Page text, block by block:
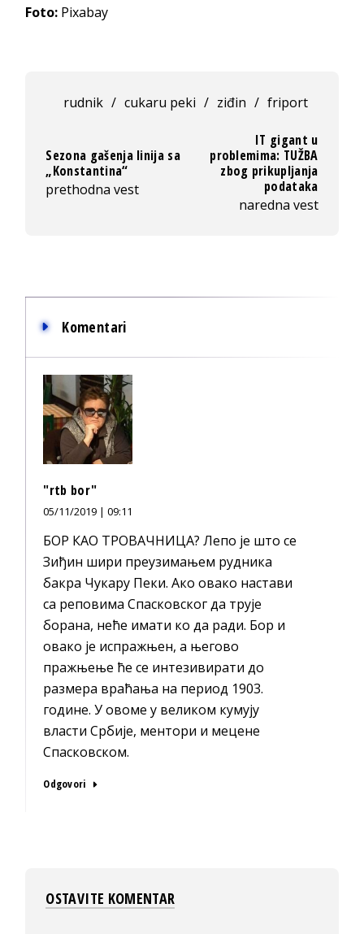
Foto: Pixabay
rudnik / cukaru peki / ziđin / friport
Sezona gašenja linija sa
„Konstantina“
prethodna vest
IT gigant u
problemima: TUŽBA
zbog prikupljanja
podataka
naredna vest
Komentari
"rtb bor"
05/11/2019 | 09:11
БОР КАО ТРОВАЧНИЦА? Лепо је што се
Зиђин шири преузимањем рудника
бакра Чукару Пеки. Ако овако настави
са реповима Спасковског да трује
борана, неће имати ко да ради. Бор и
овако је испражњен, а његово
пражњење ће се интезивирати до
размера враћања на период 1903.
године. У овоме у великом кумују
власти Србије, ментори и мецене
Спасковском.
Odgovori
OSTAVITE KOMENTAR